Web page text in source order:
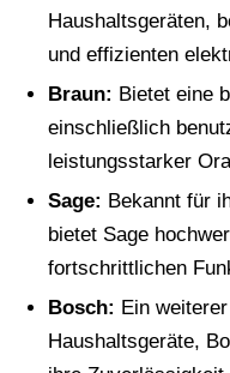
Haushaltsgeräten,
und effizienten
Braun: Bietet eine
einschließlich
leistungsstarker
Sage: Bekannt für
bietet Sage
fortschrittlichen
Bosch: Ein
Haushaltsgeräte,